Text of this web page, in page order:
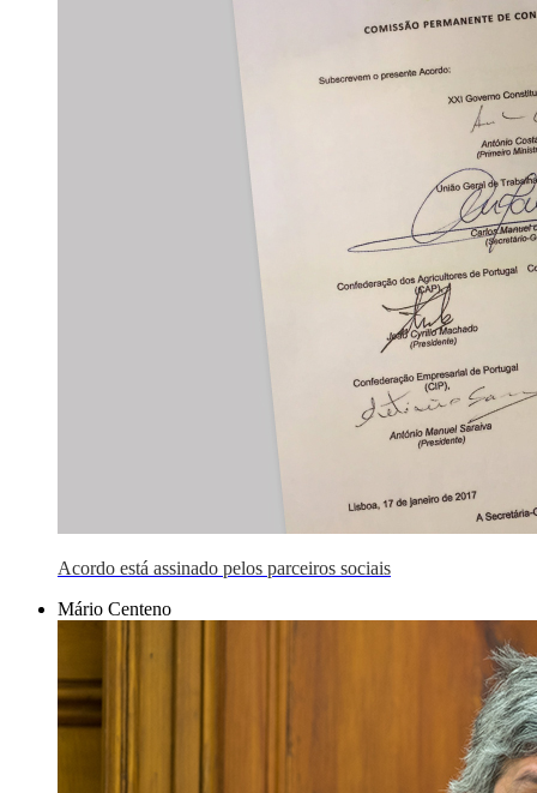
Acordo está assinado pelos parceiros sociais
Mário Centeno